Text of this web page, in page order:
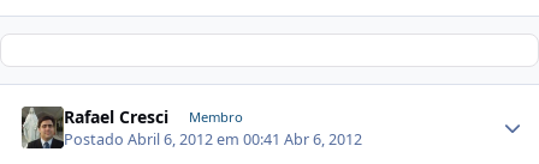
Rafael Cresci Membro
PostadoAbril 6, 2012 em 00:41Abr 6, 2012